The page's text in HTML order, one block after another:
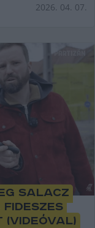
2026. 04. 07.
Salacz